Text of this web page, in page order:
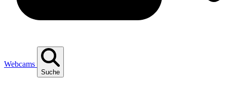
Webcams
Suche